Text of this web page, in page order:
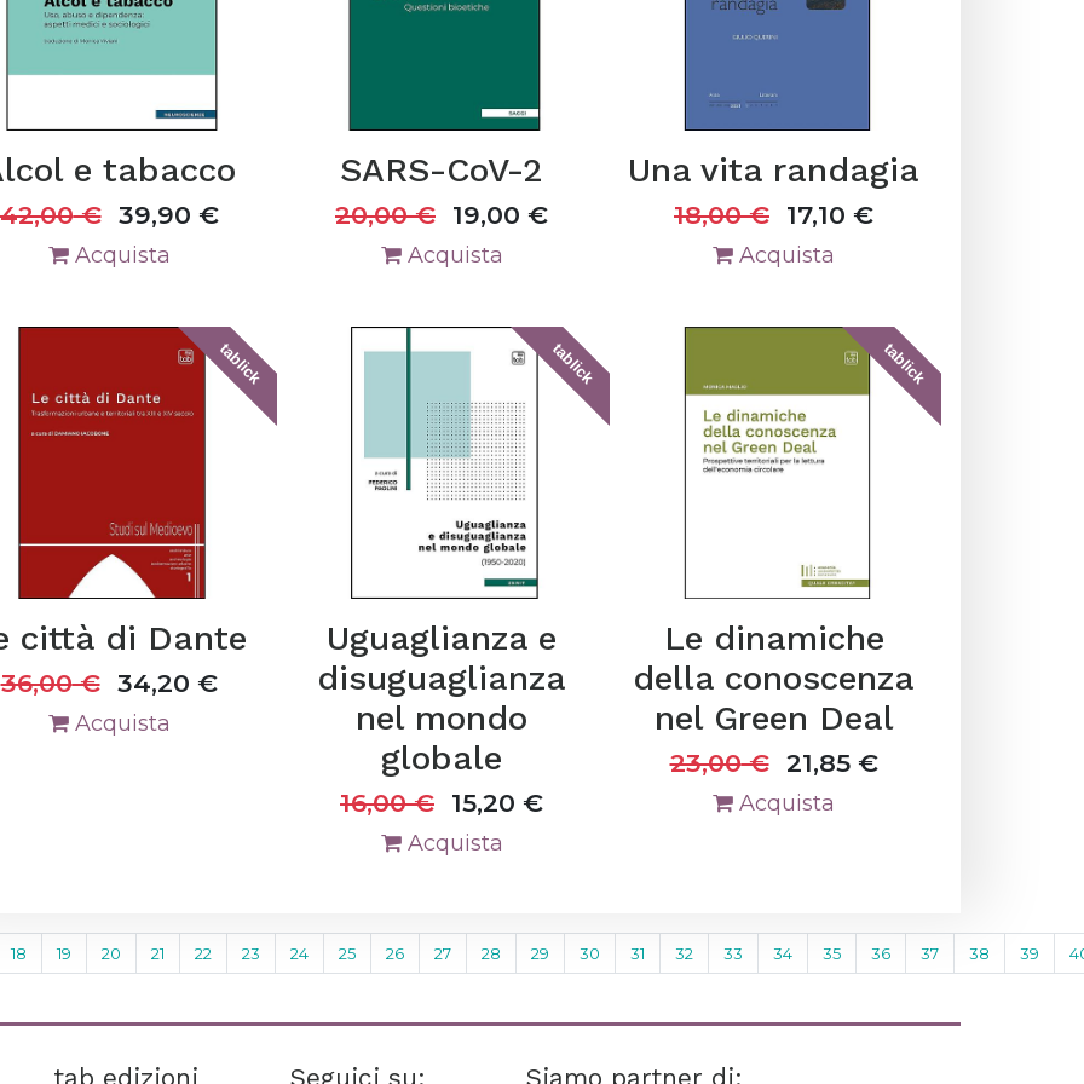
e tabacco
42,00€ 39,90 €
Acquista
SARS-CoV-2
20,00€ 19,00 €
Acquista
Una vita randagia
18,00€ 17,10 €
Acquista
tablick
città di Dante
36,00€ 34,20 €
Acquista
tablick
Uguaglianza e
disuguaglianza
nel mondo
globale
16,00€ 15,20 €
Acquista
tablick
Le dinamiche
della conoscenza
nel Green Deal
23,00€ 21,85€
Acquista
18 19 20 21 22 23 24 25 26 27 28 29 30 31 32 33 34 35 36 37 38 39
tab edizioni Seguici su: Siamo partner di: